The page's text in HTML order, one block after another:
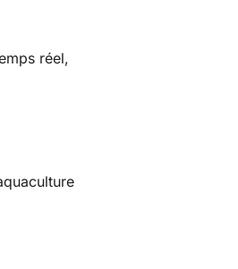
réel,